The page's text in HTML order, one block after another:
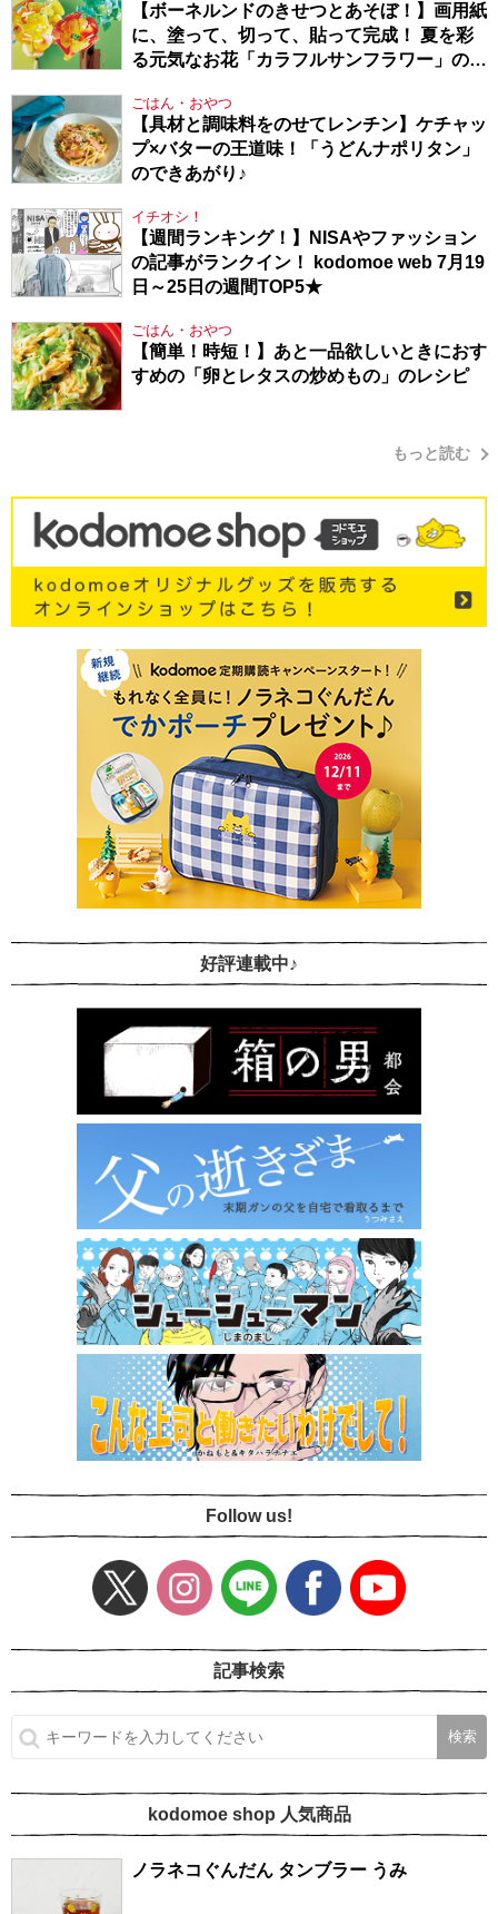
【ボーネルンドのきせつとあそぼ！】画用紙
に、塗って、切って、貼って完成！ 夏を彩
る元気なお花「カラフルサンフラワー」の作
ごはん・おやつ
【具材と調味料をのせてレンチン】ケチャッ
プ×バターの王道味！「うどんナポリタン」
のできあがり♪
イチオシ！
【週間ランキング！】NISAやファッション
の記事がランクイン！ kodomoe web 7月19
日～25日の週間TOP5★
ごはん・おやつ
【簡単！時短！】あと一品欲しいときにおす
すめの「卵とレタスの炒めもの」のレシピ
もっと読む
好評連載中♪
Follow us!
記事検索
kodomoe shop 人気商品
ノラネコぐんだん タンブラー うみ